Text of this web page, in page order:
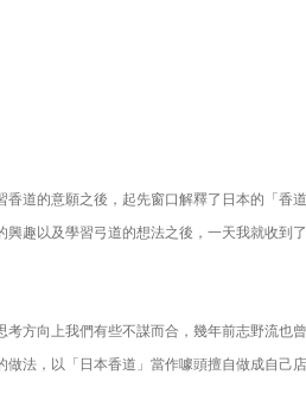
道的意願之後，起先窗口解釋了日本的「香道
趣以及學習弓道的想法之後，一天我就收到
方向上我們有些不謀而合，幾年前志野流也
法，以「日本香道」當作噱頭擅自做成自己